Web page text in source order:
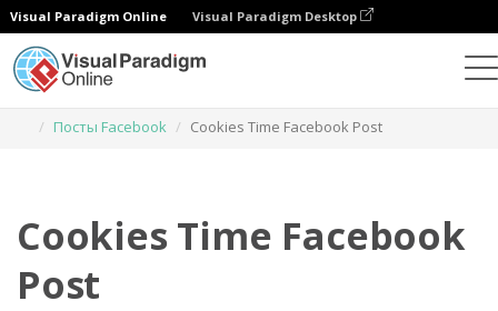
Visual Paradigm Online Visual Paradigm Desktop
Посты Facebook
Cookies Time Facebook Post
Cookies Time Facebook
Post